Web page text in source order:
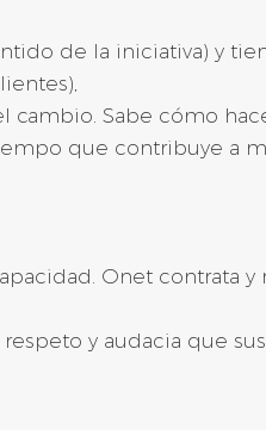
de la iniciativa) y
cambio. Sabe cómo
que contribuye a
Onet contrata y
y audacia que